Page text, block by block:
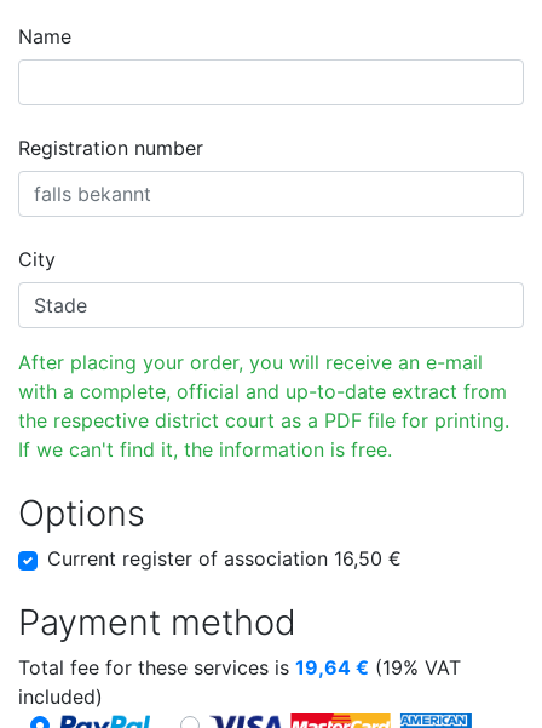
Name
Registration number
City
After placing your order, you will receive an e-mail
with a complete, official and up-to-date extract from
the respective district court as a PDF file for printing.
If we can't find it, the information is free.
Options
Current register of association 16,50 €
Payment method
Total fee for these services is 19,64 € (19% VAT
included)